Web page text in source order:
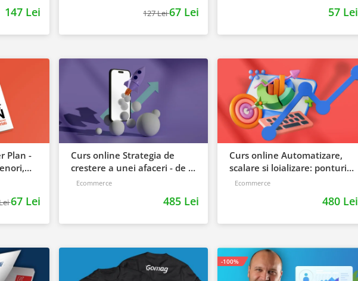
147 Lei 127 Lei67 Lei 57 Lei
Plan -
67 Lei
Curs online Strategia de
crestere a unei afaceri - de la
idee, la retentie si scalare
Ecommerce
485 Lei
Curs online Automatizare,
scalare si loializare: ponturi
pentru strategia de business
Ecommerce
480 Lei
-100%